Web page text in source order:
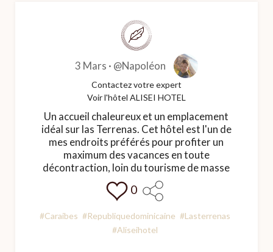
3 Mars · @Napoléon
Contactez votre expert
Voir l'hôtel ALISEI HOTEL
Un accueil chaleureux et un emplacement
idéal sur las Terrenas. Cet hôtel est l'un de
mes endroits préférés pour profiter un
maximum des vacances en toute
décontraction, loin du tourisme de masse
0
#Caraibes #Republiquedominicaine #Lasterrenas
#Aliseihotel